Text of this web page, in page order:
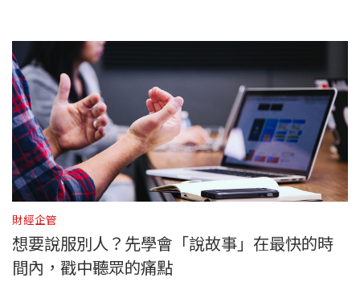
財經企管
想要說服別人？先學會「說故事」在最快的時
間內，戳中聽眾的痛點